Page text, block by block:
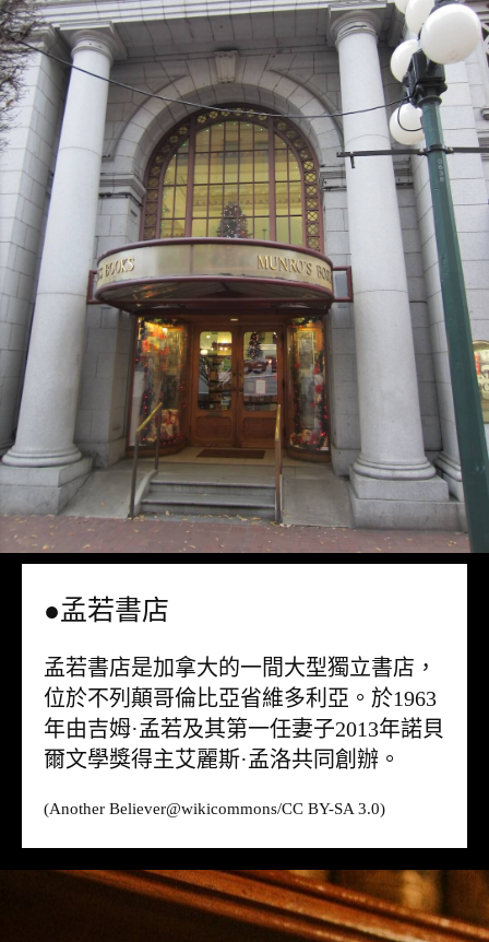
●孟若書店
孟若書店是加拿大的一間大型獨立書店，
位於不列顛哥倫比亞省維多利亞。於1963
年由吉姆·孟若及其第一任妻子2013年諾貝
爾文學獎得主艾麗斯·孟洛共同創辦。
(Another Believer@wikicommons/CC BY-SA 3.0)